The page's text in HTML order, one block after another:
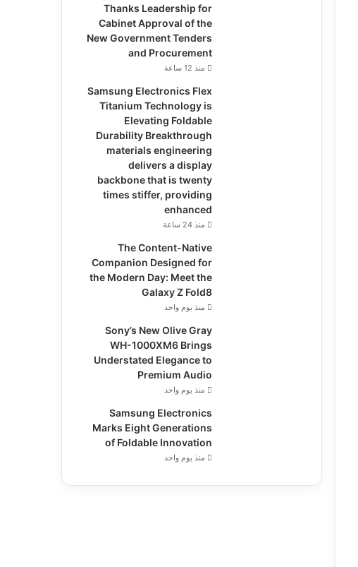
Thanks Leadership for
Cabinet Approval of the
New Government Tenders
and Procurement
منذ 12 ساعة
Samsung Electronics Flex
Titanium Technology is
Elevating Foldable
Durability Breakthrough
materials engineering
delivers a display
backbone that is twenty
times stiffer, providing
enhanced
منذ 24 ساعة
The Content-Native
Companion Designed for
the Modern Day: Meet the
Galaxy Z Fold8
منذ يوم واحد
Sony’s New Olive Gray
WH-1000XM6 Brings
Understated Elegance to
Premium Audio
منذ يوم واحد
Samsung Electronics
Marks Eight Generations
of Foldable Innovation
منذ يوم واحد